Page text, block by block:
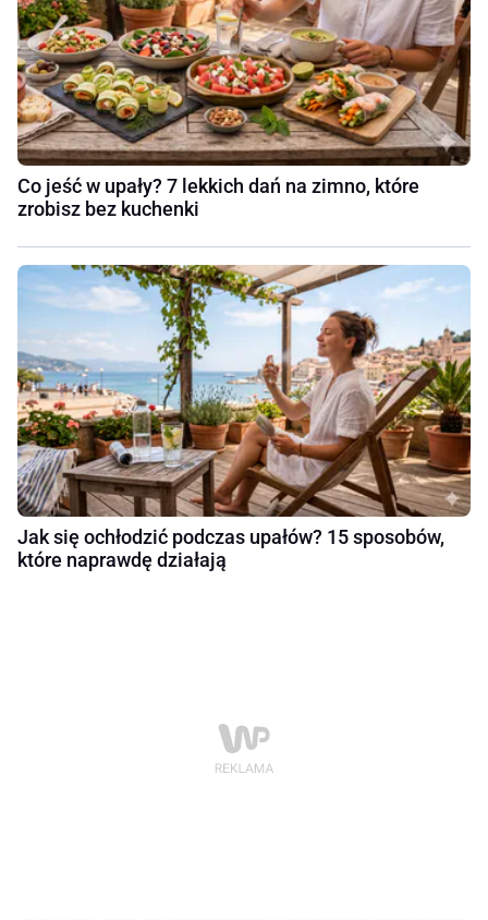
Co jeść w upały? 7 lekkich dań na zimno, które
zrobisz bez kuchenki
Jak się ochłodzić podczas upałów? 15 sposobów,
które naprawdę działają